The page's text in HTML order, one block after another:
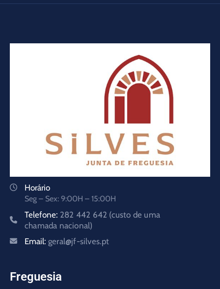
Horário
Seg – Sex: 9:00H – 15:00H
Telefone: 282 442 642 (custo de uma
chamada nacional)
Email: geral@jf-silves.pt
Freguesia